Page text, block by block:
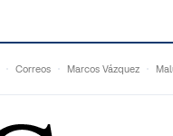
Correos Marcos Vázquez